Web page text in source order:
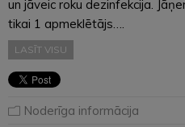
un jāveic roku dezinfekcija.
tikai 1 apmeklētājs….
LASĪT VISU
Noderīga informācija